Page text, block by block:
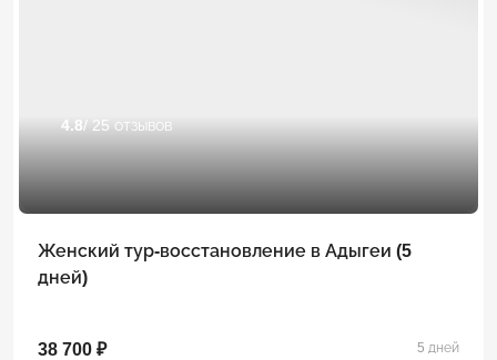
4.8/ 25 отзывов
Женский тур-восстановление в Адыгеи (5
дней)
38 700 ₽ 5 дней